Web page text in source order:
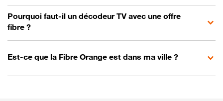
Pourquoi faut-il un décodeur TV avec une offre
fibre ?
Est-ce que la Fibre Orange est dans ma ville ?